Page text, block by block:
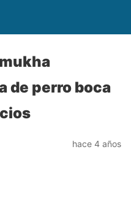
de perro boca
hace 4 años